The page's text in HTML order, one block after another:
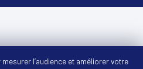
l’audience et améliorer votre